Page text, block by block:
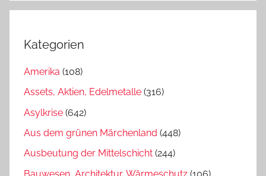
Kategorien
Amerika (108)
Assets, Aktien, Edelmetalle (316)
Asylkrise (642)
Aus dem grünen Märchenland (448)
Ausbeutung der Mittelschicht (244)
Bauwesen, Architektur, Wärmeschutz (106)